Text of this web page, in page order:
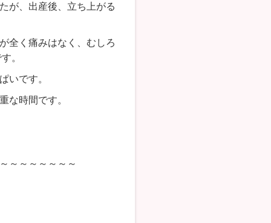
が、出産後、立ち上がる
全く痛みはなく、むしろ
。
いです。
な時間です。
～～～～～～～